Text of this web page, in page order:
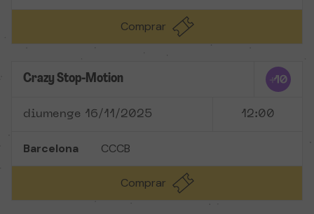
Comprar
Crazy Stop-Motion
diumenge 16/11/2025 12:00
Barcelona CCCB
Comprar